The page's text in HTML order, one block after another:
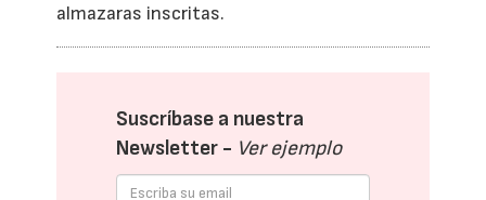
almazaras inscritas.
Suscríbase a nuestra
Newsletter - Ver ejemplo